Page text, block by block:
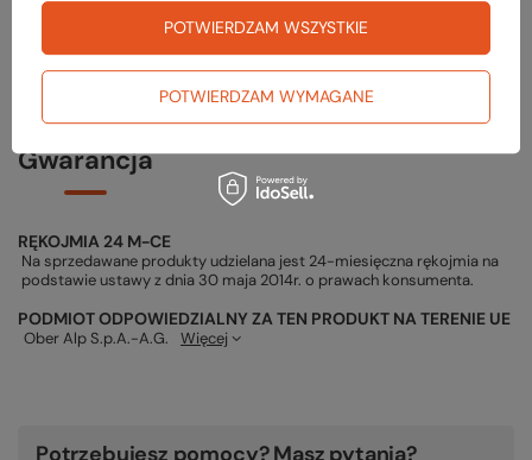
29,99 zł
Gwarancja
RĘKOJMIA 24 M-CE
Na sprzedawane produkty udzielana jest 24-miesięczna rękojmia na
podstawie ustawy z dnia 30 maja 2014r. o prawach konsumenta.
PODMIOT ODPOWIEDZIALNY ZA TEN PRODUKT NA TERENIE UE
Ober Alp S.p.A.-A.G. Więcej
POTWIERDZAM WYMAGANE
POTWIERDZAM WSZYSTKIE